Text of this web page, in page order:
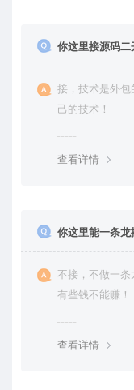
你这里接源码二
接，技术是外包
己的技术！
查看详情
你这里能一条龙
不接，不做一
有些钱不能赚！
查看详情